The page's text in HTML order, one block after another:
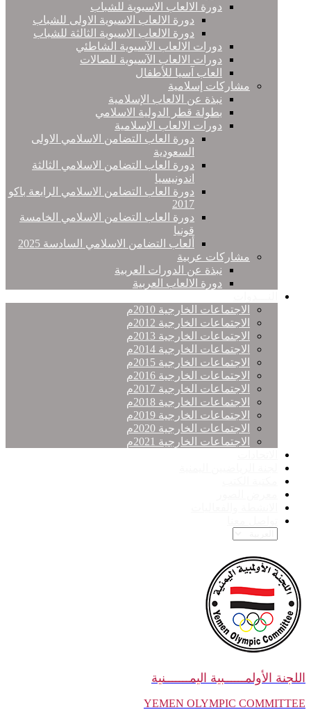
دورة الالعاب الاسيوية للشباب
دورة الالعاب الاسيوية الاولى للشباب
دورة الالعاب الاسيوية الثالثة للشباب
دورات الالعاب الآسيوية الشاطئي
دورات الالعاب الآسيوية للصالات
العاب آسيا للأطفال
مشاركات إسلامية
نبذة عن الالعاب الإسلامية
بطولة قطر الدولية الاسلامي
دورات الالعاب الإسلامية
دورة العاب التضامن الاسلامي الاولى
السعودية
دورة العاب التضامن الاسلامي الثالثة
اندونيسيا
دورة العاب التضامن الاسلامي الرابعة باكو
2017
دورة العاب التضامن الاسلامي الخامسة
قونيا
ألعاب التضامن الاسلامي السادسة 2025
مشاركات عربية
نبذة عن الدورات العربية
دورة الالعاب العربية
الاجتماعات الخارجية 2010م
الاجتماعات الخارجية 2012م
الاجتماعات الخارجية 2013م
الاجتماعات الخارجية 2014م
الاجتماعات الخارجية 2015م
الاجتماعات الخارجية 2016م
الاجتماعات الخارجية 2017م
الاجتماعات الخارجية 2018م
الاجتماعات الخارجية 2019م
الاجتماعات الخارجية 2020م
الاجتماعات الخارجية 2021م
اللجنة الأولمــــــبية اليمـــــــنية
YEMEN OLYMPIC COMMITTEE